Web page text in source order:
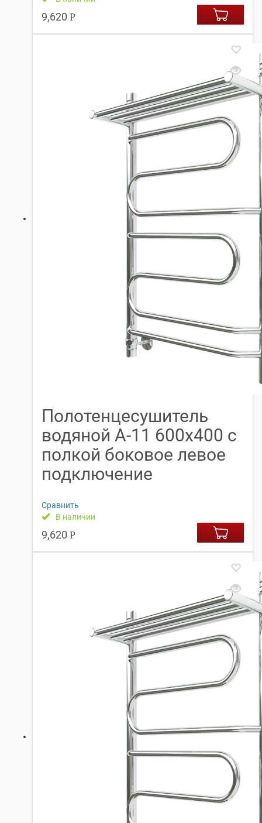
9,620 Р
Полотенцесушитель
водяной А-11 600х400 с
полкой боковое левое
подключение
Сравнить
В наличии
9,620 Р